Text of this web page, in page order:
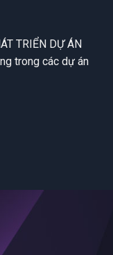
TRIỂN DỰ ÁN
trong các dự án